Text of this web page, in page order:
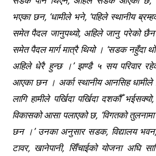
भएका छन, ‘धामीले भने, ‘पहिले स्थानीय
समेत पैदल जानुपथ्यो, अहिले जानु परेको छैन
समेत पैदल मार्ग मात्रै थियो । ‘सडक नहुँदा
अहिले धेरै हुन्छ ।’ झण्डै ५ सय परिवार
आएका छन । अर्का स्थानीय आनसिह धामीले
लागि हामीले पर्खिदा पर्खिदा दशकौँ
विकासको आसा पलाएको छ, ‘विगतको
छन ।’ उनका अनुसार सडक, विद्यालय
टावर, खानेपानी, सिँचाईको योजना अघि